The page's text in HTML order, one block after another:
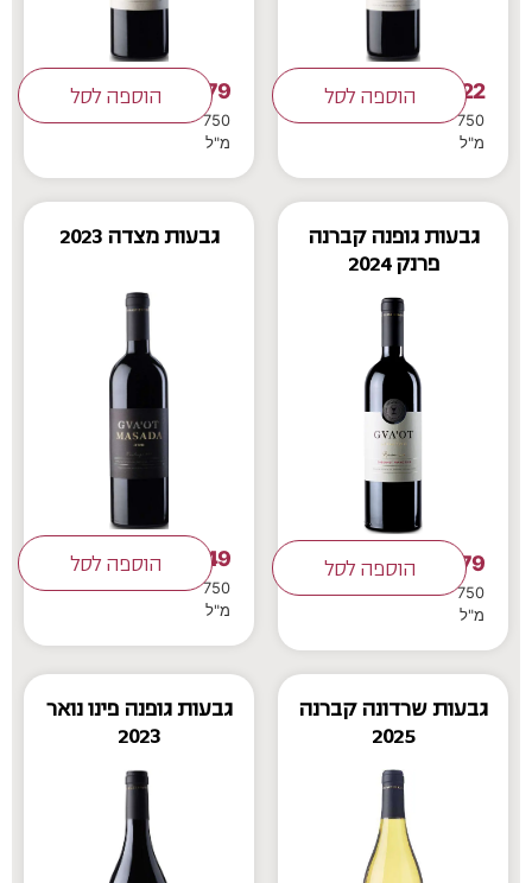
122
750
מ"ל
הוספה לסל 179
750
מ"ל
הוספה לסל
גבעות גופנה קברנה
פרנק 2024
179
750
מ"ל
הוספה לסל
גבעות מצדה 2023
249
750
מ"ל
הוספה לסל
גבעות שרדונה קברנה
2025
גבעות גופנה פינו נואר
2023